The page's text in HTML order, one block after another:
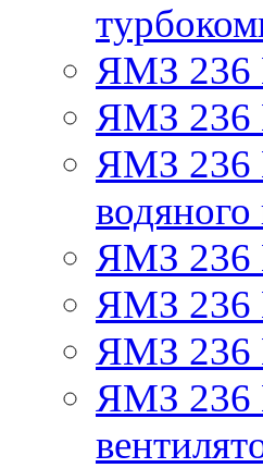
ЯМЗ 236
ЯМЗ 236
ЯМЗ 236
водяного
ЯМЗ 236
ЯМЗ 236
ЯМЗ 236
ЯМЗ 236